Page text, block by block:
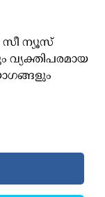
സീ ന്യൂസ്